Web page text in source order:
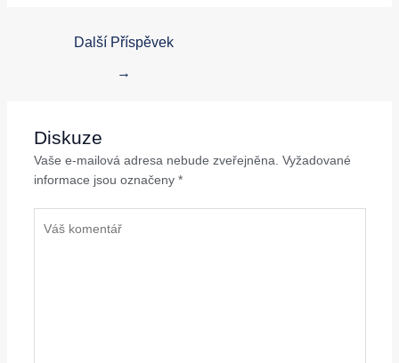
Další Příspěvek
→
Diskuze
Vaše e-mailová adresa nebude zveřejněna. Vyžadované
informace jsou označeny *
komentář